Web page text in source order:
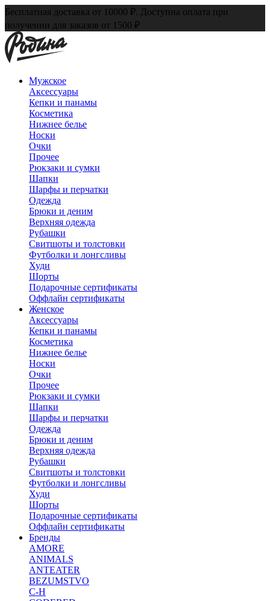
Бесплатная доставка от 10000 ₽. Доступна оплата при
получении для заказов от 1500 ₽
Мужское
Аксессуары
Кепки и панамы
Косметика
Нижнее белье
Носки
Очки
Прочее
Рюкзаки и сумки
Шапки
Шарфы и перчатки
Одежда
Брюки и деним
Верхняя одежда
Рубашки
Свитшоты и толстовки
Футболки и лонгсливы
Худи
Шорты
Подарочные сертификаты
Оффлайн сертификаты
Женское
Аксессуары
Кепки и панамы
Косметика
Нижнее белье
Носки
Очки
Прочее
Рюкзаки и сумки
Шапки
Шарфы и перчатки
Одежда
Брюки и деним
Верхняя одежда
Рубашки
Свитшоты и толстовки
Футболки и лонгсливы
Худи
Шорты
Подарочные сертификаты
Оффлайн сертификаты
Бренды
AMORE
ANIMALS
ANTEATER
BEZUMSTVO
C-H